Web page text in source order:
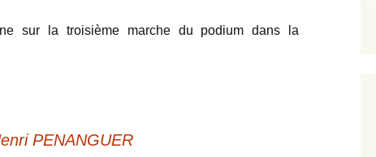
sur la troisième marche du podium dans la
PENANGUER